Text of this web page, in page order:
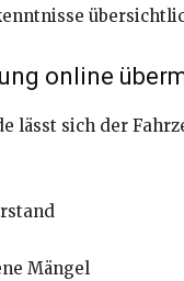
online
lässt sich der
Mängel